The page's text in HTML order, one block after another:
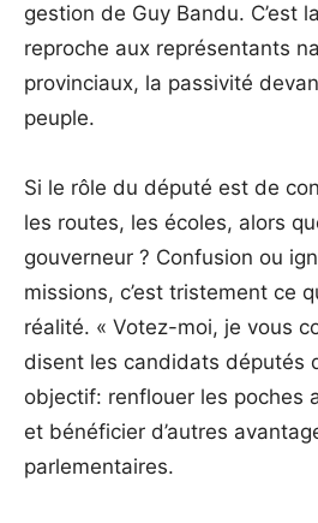
gestion de Guy Bandu. C’est
reproche aux représentants
provinciaux, la passivité
peuple.
Si le rôle du député est de
les routes, les écoles, alors
gouverneur ? Confusion ou
missions, c’est tristement ce
réalité. « Votez-moi, je vous
disent les candidats députés
objectif: renflouer les poches
et bénéficier d’autres
parlementaires.